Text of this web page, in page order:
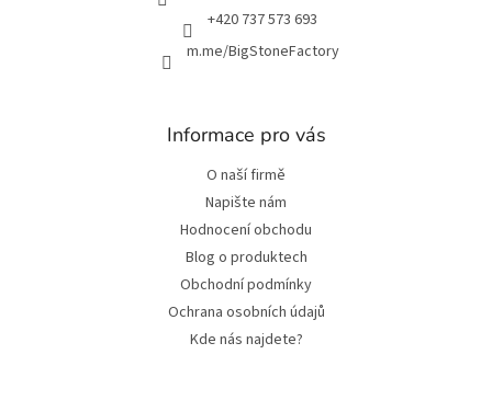
+420 737 573 693
m.me/BigStoneFactory
Informace pro vás
O naší firmě
Napište nám
Hodnocení obchodu
Blog o produktech
Obchodní podmínky
Ochrana osobních údajů
Kde nás najdete?